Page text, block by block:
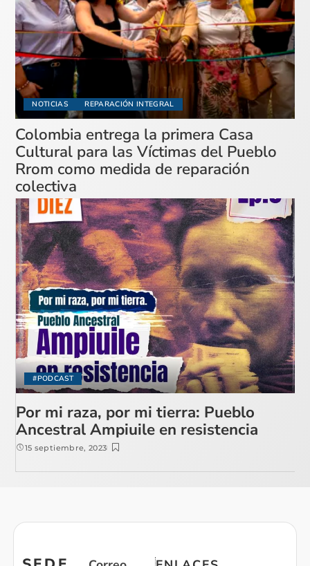
NOTICIAS REPARACIÓN INTEGRAL
Colombia entrega la primera Casa
Cultural para las Víctimas del Pueblo
Rrom como medida de reparación
colectiva
#PODCAST
Por mi raza, por mi tierra: Pueblo
Ancestral Ampiuile en resistencia
15 septiembre, 2023